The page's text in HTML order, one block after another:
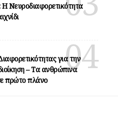
Νευροδιαφορετικότητα
για την
– Τα ανθρώπινα
πρώτο πλάνο